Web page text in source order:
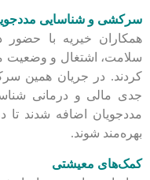
سرکشی و شناسایی
همکاران خیریه با حضور
سلامت، اشتغال و وضعیت
کردند. در جریان همین
جدی مالی و درمانی
مددجویان اضافه شدند تا
بهره‌مند شوند.
کمک‌های معیشتی